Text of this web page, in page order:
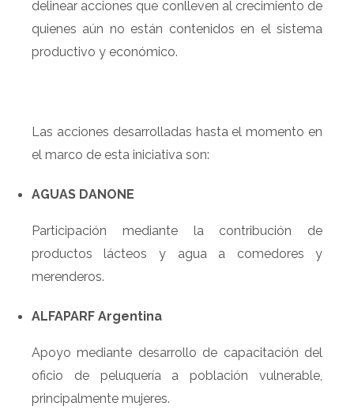
delinear acciones que conlleven al crecimiento de
quienes aún no están contenidos en el sistema
productivo y económico.
Las acciones desarrolladas hasta el momento en
el marco de esta iniciativa son:
AGUAS DANONE
Participación mediante la contribución de
productos lácteos y agua a comedores y
merenderos.
ALFAPARF Argentina
Apoyo mediante desarrollo de capacitación del
oficio de peluquería a población vulnerable,
principalmente mujeres.